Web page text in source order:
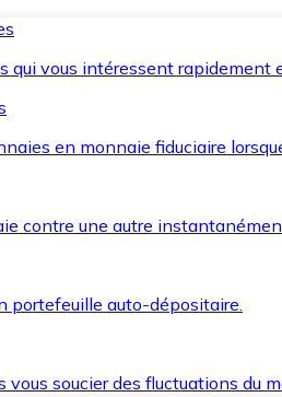
qui vous intéressent rapidement
en monnaie fiduciaire
contre une autre
portefeuille auto-dépositaire.
soucier des fluctuations du